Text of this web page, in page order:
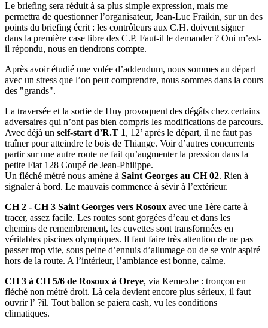
Le briefing sera réduit à sa plus simple expression, mais me
permettra de questionner l’organisateur, Jean-Luc Fraikin, sur un des
points du briefing écrit : les contrôleurs aux C.H. doivent signer
dans la première case libre des C.P. Faut-il le demander ? Oui m’est-
il répondu, nous en tiendrons compte.
Après avoir étudié une volée d’addendum, nous sommes au départ
avec un stress que l’on peut comprendre, nous sommes dans la cours
des "grands".
La traversée et la sortie de Huy provoquent des dégâts chez certains
adversaires qui n’ont pas bien compris les modifications de parcours.
Avec déjà un self-start d’R.T 1, 12’ après le départ, il ne faut pas
traîner pour atteindre le bois de Thiange. Voir d’autres concurrents
partir sur une autre route ne fait qu’augmenter la pression dans la
petite Fiat 128 Coupé de Jean-Philippe.
Un fléché métré nous amène à Saint Georges au CH 02. Rien à
signaler à bord. Le mauvais commence à sévir à l’extérieur.
CH 2 - CH 3 Saint Georges vers Rosoux avec une 1ère carte à
tracer, assez facile. Les routes sont gorgées d’eau et dans les
chemins de remembrement, les cuvettes sont transformées en
véritables piscines olympiques. Il faut faire très attention de ne pas
passer trop vite, sous peine d’ennuis d’allumage ou de se voir aspiré
hors de la route. A l’intérieur, l’ambiance est bonne, calme.
CH 3 à CH 5/6 de Rosoux à Oreye, via Kemexhe : tronçon en
fléché non métré droit. Là cela devient encore plus sérieux, il faut
ouvrir l’ ?il. Tout ballon se paiera cash, vu les conditions
climatiques.